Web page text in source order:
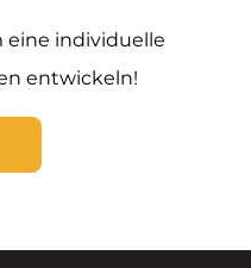
eine individuelle
entwickeln!